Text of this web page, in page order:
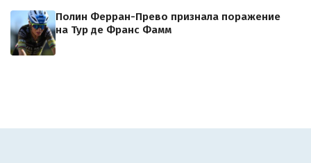
Полин Ферран-Прево признала поражение
на Тур де Франс Фамм